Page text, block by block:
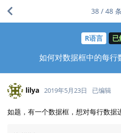
R语言 已
如何对数据框中的每行
38 / 48 条
lilya 2019年5月23日 已编辑
如题，有一个数据框，想对每行数据